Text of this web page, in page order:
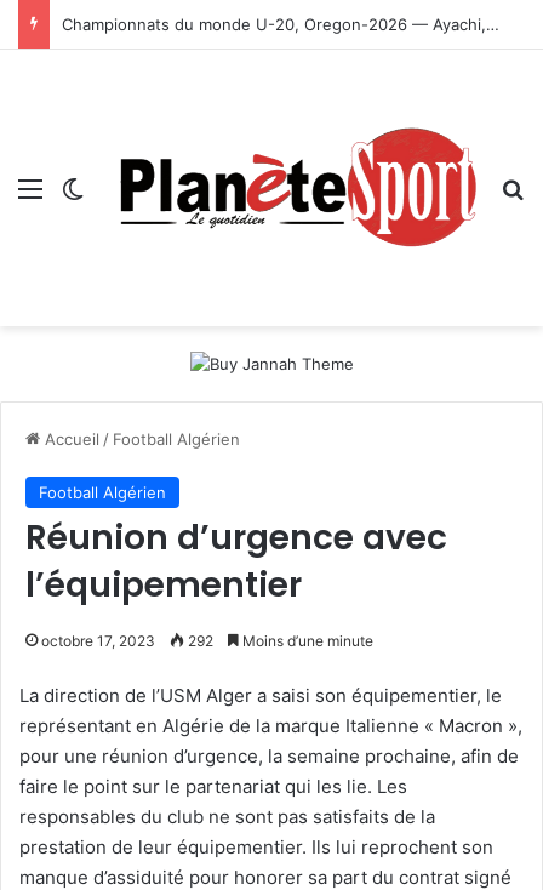
Championnats du monde U-20, Oregon-2026 — Ayachi, Dissa, Touahria et Ghezali en finale
Menu Switch skin
Accueil / Football Algérien
Football Algérien
Réunion d’urgence avec
l’équipementier
octobre 17, 2023 292 Moins d’une minute
La direction de l’USM Alger a saisi son équipementier, le
représentant en Algérie de la marque Italienne « Macron »,
pour une réunion d’urgence, la semaine prochaine, afin de
faire le point sur le partenariat qui les lie. Les
responsables du club ne sont pas satisfaits de la
prestation de leur équipementier. Ils lui reprochent son
manque d’assiduité pour honorer sa part du contrat signé